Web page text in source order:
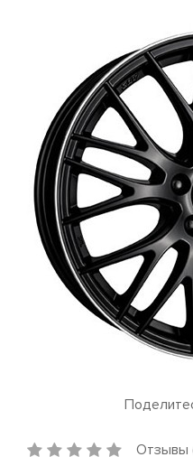
Отзывы